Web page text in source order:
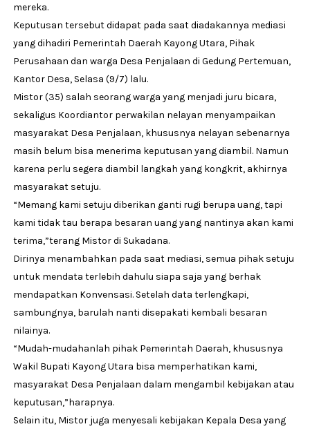
mereka.
Keputusan tersebut didapat pada saat diadakannya mediasi
yang dihadiri Pemerintah Daerah Kayong Utara, Pihak
Perusahaan dan warga Desa Penjalaan di Gedung Pertemuan,
Kantor Desa, Selasa (9/7) lalu.
Mistor (35) salah seorang warga yang menjadi juru bicara,
sekaligus Koordiantor perwakilan nelayan menyampaikan
masyarakat Desa Penjalaan, khususnya nelayan sebenarnya
masih belum bisa menerima keputusan yang diambil. Namun
karena perlu segera diambil langkah yang kongkrit, akhirnya
masyarakat setuju.
“Memang kami setuju diberikan ganti rugi berupa uang, tapi
kami tidak tau berapa besaran uang yang nantinya akan kami
terima,”terang Mistor di Sukadana.
Dirinya menambahkan pada saat mediasi, semua pihak setuju
untuk mendata terlebih dahulu siapa saja yang berhak
mendapatkan Konvensasi. Setelah data terlengkapi,
sambungnya, barulah nanti disepakati kembali besaran
nilainya.
“Mudah-mudahanlah pihak Pemerintah Daerah, khususnya
Wakil Bupati Kayong Utara bisa memperhatikan kami,
masyarakat Desa Penjalaan dalam mengambil kebijakan atau
keputusan,”harapnya.
Selain itu, Mistor juga menyesali kebijakan Kepala Desa yang